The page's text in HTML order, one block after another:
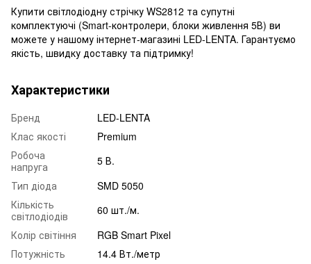
Купити світлодіодну стрічку WS2812 та супутні
комплектуючі (Smart-контролери, блоки живлення 5В) ви
можете у нашому інтернет-магазині LED-LENTA. Гарантуємо
якість, швидку доставку та підтримку!
Характеристики
Бренд
LED-LENTA
Клас якості
Premium
Робоча
напруга
5 В.
Тип діода
SMD 5050
Кількість
світлодіодів
60 шт./м.
Колір світіння
RGB Smart Pixel
Потужність
14.4 Вт./метр